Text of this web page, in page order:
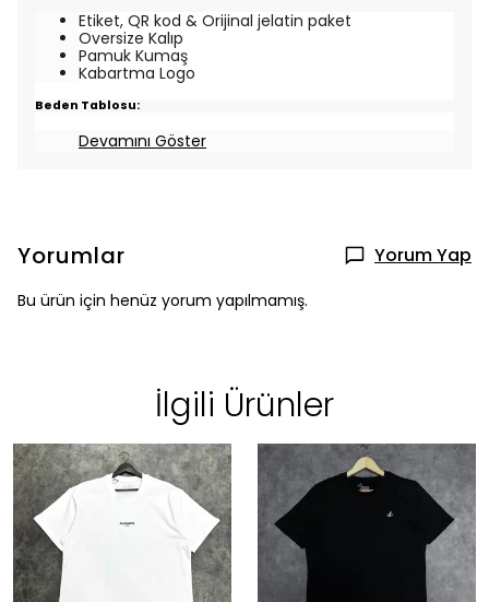
Etiket, QR kod & Orijinal jelatin paket
Oversize Kalıp
Pamuk Kumaş
Kabartma Logo
Beden Tablosu:
Devamını Göster
Yorumlar Yorum Yap
Bu ürün için henüz yorum yapılmamış.
İlgili Ürünler